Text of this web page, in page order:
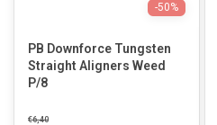
-50%
PB Downforce Tungsten
Straight Aligners Weed
P/8
€6,40